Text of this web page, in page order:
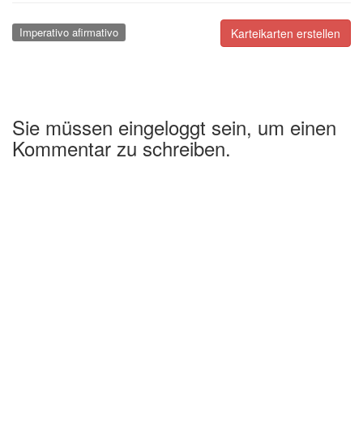
Karteikarten erstellen
Imperativo afirmativo
Sie müssen eingeloggt sein, um einen
Kommentar zu schreiben.